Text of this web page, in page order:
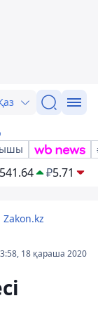
541.64 ₽5.71
Zakon.kz
18 қараша 2020